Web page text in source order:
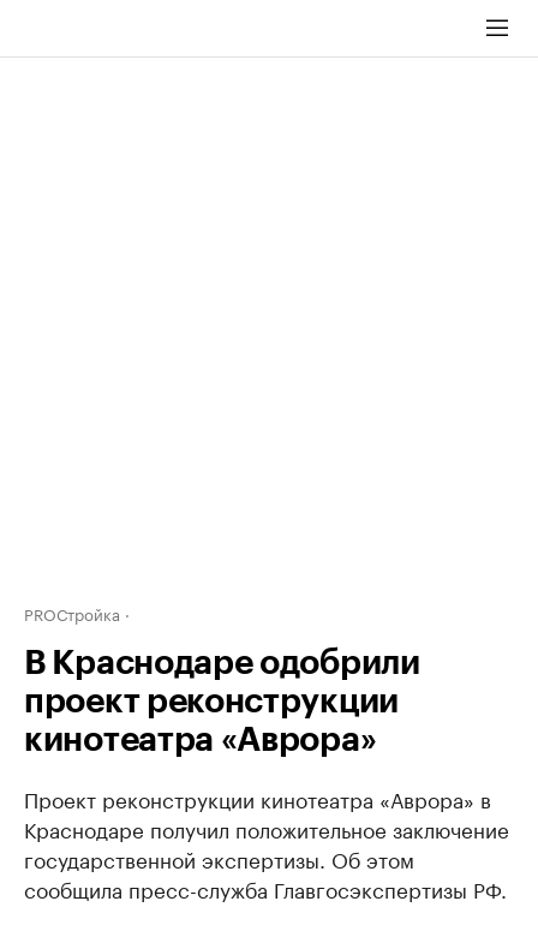
PROСтройка
В Краснодаре одобрили
проект реконструкции
кинотеатра «Аврора»
Проект реконструкции кинотеатра «Аврора» в
Краснодаре получил положительное заключение
государственной экспертизы. Об этом
сообщила пресс-служба Главгосэкспертизы РФ.